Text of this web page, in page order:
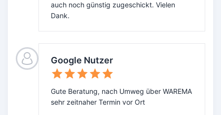
auch noch günstig zugeschickt. Vielen
Dank.
Google Nutzer
Gute Beratung, nach Umweg über WAREMA
sehr zeitnaher Termin vor Ort